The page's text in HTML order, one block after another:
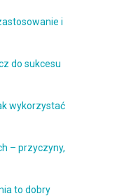
i
do sukcesu
wykorzystać
– przyczyny,
to dobry